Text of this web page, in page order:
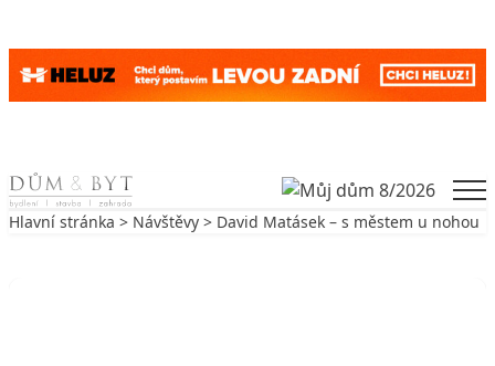
Skip to content
Hlavní stránka > Návštěvy > David Matásek – s městem u nohou